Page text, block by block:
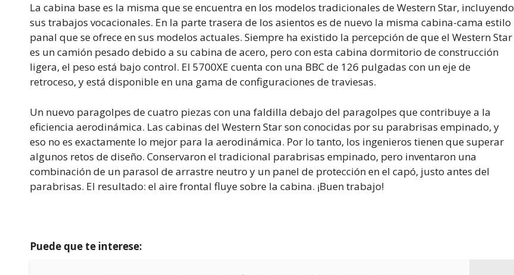
La cabina base es la misma que se encuentra en los modelos tradicionales de Western Star, incluyendo
sus trabajos vocacionales. En la parte trasera de los asientos es de nuevo la misma cabina-cama estilo
panal que se ofrece en sus modelos actuales. Siempre ha existido la percepción de que el Western Star
es un camión pesado debido a su cabina de acero, pero con esta cabina dormitorio de construcción
ligera, el peso está bajo control. El 5700XE cuenta con una BBC de 126 pulgadas con un eje de
retroceso, y está disponible en una gama de configuraciones de traviesas.
Un nuevo paragolpes de cuatro piezas con una faldilla debajo del paragolpes que contribuye a la
eficiencia aerodinámica. Las cabinas del Western Star son conocidas por su parabrisas empinado, y
eso no es exactamente lo mejor para la aerodinámica. Por lo tanto, los ingenieros tienen que superar
algunos retos de diseño. Conservaron el tradicional parabrisas empinado, pero inventaron una
combinación de un parasol de arrastre neutro y un panel de protección en el capó, justo antes del
parabrisas. El resultado: el aire frontal fluye sobre la cabina. ¡Buen trabajo!
Puede que te interese: